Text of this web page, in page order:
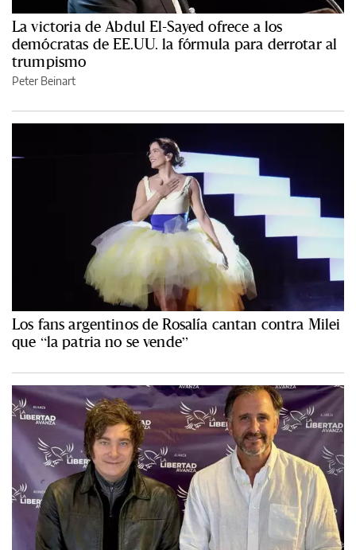
La victoria de Abdul El-Sayed ofrece a los
demócratas de EE.UU. la fórmula para derrotar al
trumpismo
Peter Beinart
Los fans argentinos de Rosalía cantan contra Milei
que “la patria no se vende”